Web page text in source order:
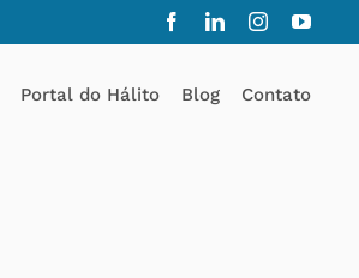
FacebookLinkedInInstagram
Portal do Hálito Blog Contato